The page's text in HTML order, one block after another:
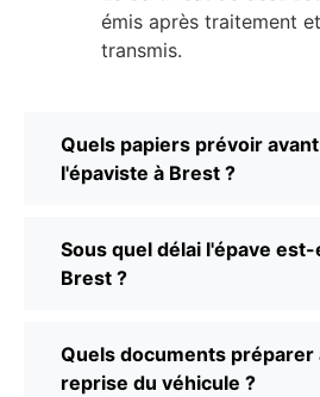
émis après traitement
transmis.
Quels papiers prévoir
l'épaviste à Brest ?
Sous quel délai l'épave
Brest ?
Quels documents préparer
reprise du véhicule ?